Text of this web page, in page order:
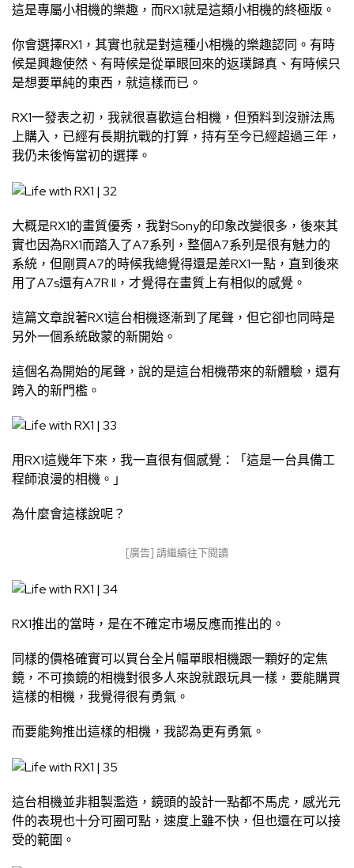
這是專屬小相機的樂趣，而RX1就是這類小相機的終極版。
你會選擇RX1，其實也就是對這種小相機的樂趣認同。有時
候是興趣使然、有時候是從單眼回來的返璞歸真、有時候只
是想要單純的東西，就這樣而已。
RX1一發表之初，我就很喜歡這台相機，但預料到沒辦法馬
上購入，已經有長期抗戰的打算，持有至今已經超過三年，
我仍未後悔當初的選擇。
大概是RX1的畫質優秀，我對Sony的印象改變很多，後來其
實也因為RX1而踏入了A7系列，整個A7系列是很有魅力的
系統，但剛買A7的時候我總覺得還是差RX1一點，直到後來
用了A7s還有A7R II，才覺得在畫質上有相似的感覺。
這篇文章說著RX1這台相機逐漸到了尾聲，但它卻也同時是
另外一個系統啟蒙的新開始。
這個名為開始的尾聲，說的是這台相機帶來的新體驗，還有
跨入的新門檻。
用RX1這幾年下來，我一直很有個感覺：「這是一台具備工
程師浪漫的相機。」
為什麼會這樣說呢？
[廣告] 請繼續往下閱讀
RX1推出的當時，是在不確定市場反應而推出的。
同樣的價格確實可以買台全片幅單眼相機跟一顆好的定焦
鏡，不可換鏡的相機對很多人來說就跟玩具一樣，要能購買
這樣的相機，我覺得很有勇氣。
而要能夠推出這樣的相機，我認為更有勇氣。
這台相機並非粗製濫造，鏡頭的設計一點都不馬虎，感光元
件的表現也十分可圈可點，速度上雖不快，但也還在可以接
受的範圍。